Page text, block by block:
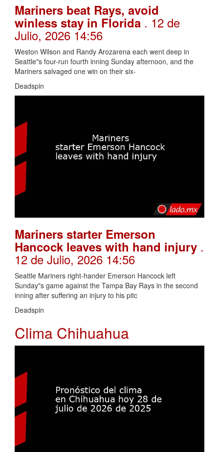
Mariners beat Rays, avoid
winless stay in Florida . 12 de
Julio, 2026 14:56
Weston Wilson and Randy Arozarena each went deep in
Seattle"s four-run fourth inning Sunday afternoon, and the
Mariners salvaged one win on their six-
Deadspin
Mariners starter Emerson
Hancock leaves with hand injury .
12 de Julio, 2026 14:56
Seattle Mariners right-hander Emerson Hancock left
Sunday"s game against the Tampa Bay Rays in the second
inning after suffering an injury to his pitc
Deadspin
Clima Chihuahua